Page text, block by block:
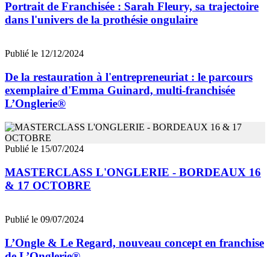
Portrait de Franchisée : Sarah Fleury, sa trajectoire
dans l'univers de la prothésie ongulaire
Publié le 12/12/2024
De la restauration à l'entrepreneuriat : le parcours
exemplaire d'Emma Guinard, multi-franchisée
L’Onglerie®
Publié le 15/07/2024
MASTERCLASS L'ONGLERIE - BORDEAUX 16
& 17 OCTOBRE
Publié le 09/07/2024
L’Ongle & Le Regard, nouveau concept en franchise